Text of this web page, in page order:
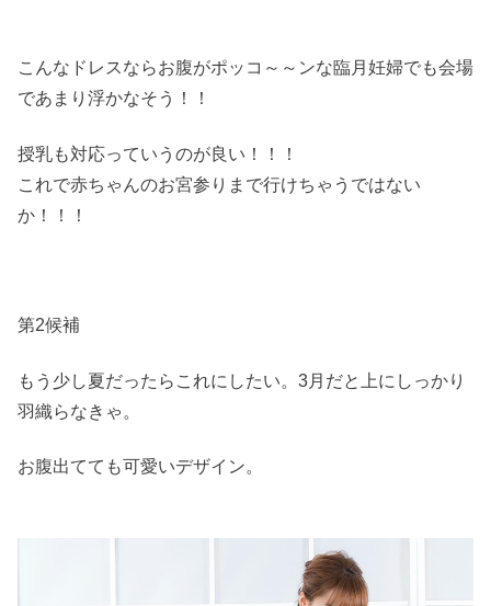
こんなドレスならお腹がポッコ～～ンな臨月妊婦でも会場
であまり浮かなそう！！
授乳も対応っていうのが良い！！！
これで赤ちゃんのお宮参りまで行けちゃうではない
か！！！
第2候補
もう少し夏だったらこれにしたい。3月だと上にしっかり
羽織らなきゃ。
お腹出てても可愛いデザイン。